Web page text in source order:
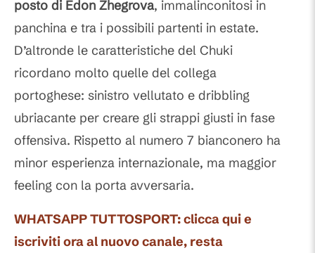
posto di Edon Zhegrova, immalinconitosi in
panchina e tra i possibili partenti in estate.
D’altronde le caratteristiche del Chuki
ricordano molto quelle del collega
portoghese: sinistro vellutato e dribbling
ubriacante per creare gli strappi giusti in fase
offensiva. Rispetto al numero 7 bianconero ha
minor esperienza internazionale, ma maggior
feeling con la porta avversaria.
WHATSAPP TUTTOSPORT: clicca qui e
iscriviti ora al nuovo canale, resta